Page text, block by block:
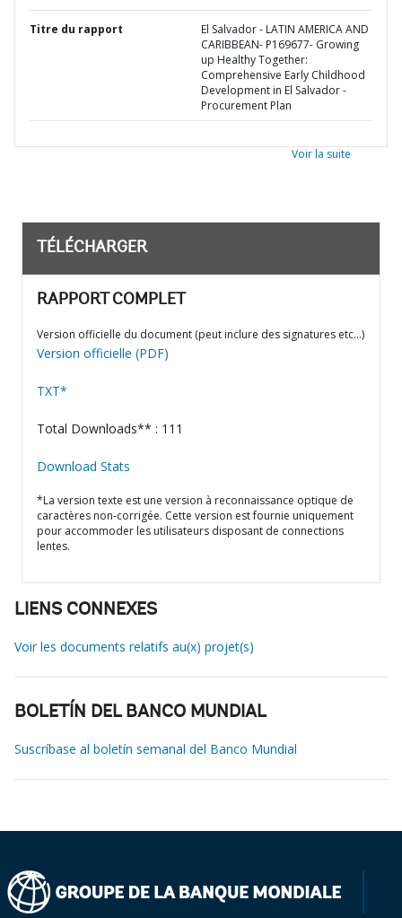
Titre du rapport
El Salvador - LATIN AMERICA AND
CARIBBEAN- P169677- Growing
up Healthy Together:
Comprehensive Early Childhood
Development in El Salvador -
Procurement Plan
Voir la suite
TÉLÉCHARGER
RAPPORT COMPLET
Version officielle du document (peut inclure des signatures etc…)
Version officielle (PDF)
TXT*
Total Downloads** : 111
Download Stats
*La version texte est une version à reconnaissance optique de
caractères non-corrigée. Cette version est fournie uniquement
pour accommoder les utilisateurs disposant de connections
lentes.
LIENS CONNEXES
Voir les documents relatifs au(x) projet(s)
BOLETÍN DEL BANCO MUNDIAL
Suscríbase al boletín semanal del Banco Mundial